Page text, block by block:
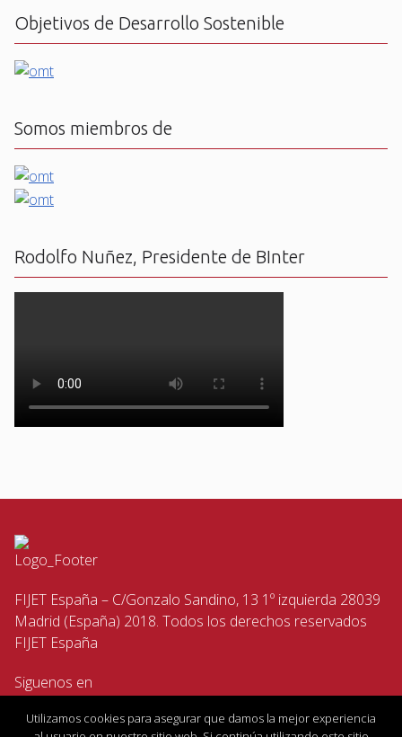
Objetivos de Desarrollo Sostenible
Somos miembros de
Rodolfo Nuñez, Presidente de BInter
FIJET España – C/Gonzalo Sandino, 13 1º izquierda 28039
Madrid (España) 2018. Todos los derechos reservados
FIJET España
Siguenos en
Utilizamos cookies para asegurar que damos la mejor experiencia